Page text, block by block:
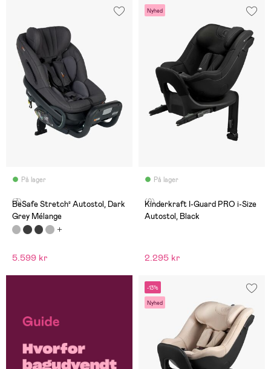
På lager
(3)
BeSafe Stretch² Autostol, Dark
Grey Mélange
5.599 kr
Nyhed
På lager
(0)
Kinderkraft I-Guard PRO i-Size
Autostol, Black
2.295 kr
-13%
Nyhed